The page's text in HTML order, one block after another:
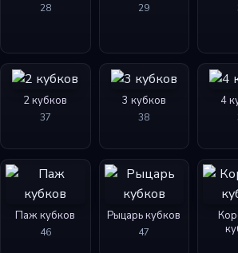
28 29
2 кубков
37
3 кубков
38
4
Паж кубков
46
Рыцарь кубков
47